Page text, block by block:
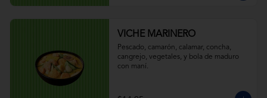
VICHE MARINERO
Pescado, camarón, calamar, concha,
cangrejo, vegetales, y bola de maduro
con maní.